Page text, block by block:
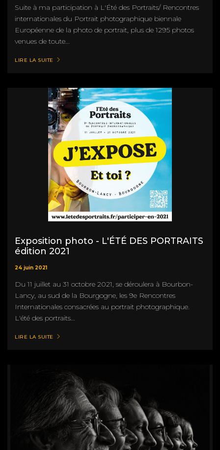
Suite à ma participation à L'Été des Portraits/ Rencontres
internationales du Portrait photographique biennale
Européenne de la photo de portrait, plus de 1295 photos
venues de toute...
LIRE LA SUITE
Exposition photo - L'ÉTÉ DES PORTRAITS
édition 2021
24 juin 2021
Du 11 juillet au 31 octobre 2021, se déroulera à Bourbon-
Lancy, au sud de la Bourgogne, les 9e Rencontres
Internationales consacrées au portrait photographique.
L'été des portraits...
LIRE LA SUITE